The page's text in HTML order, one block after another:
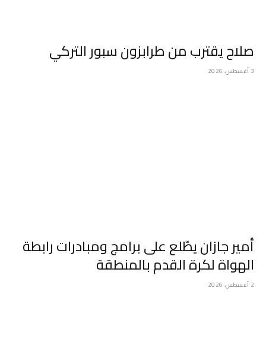
صلاح يقترب من طرابزون سبور التركي
3 أغسطس، 2026
أمير جازان يطّلع على برامج ومبادرات رابطة
الهواة لكرة القدم بالمنطقة
2 أغسطس، 2026